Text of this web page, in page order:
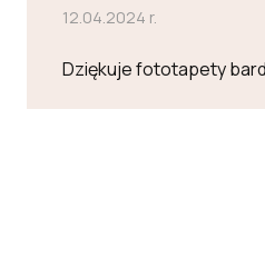
12.04.2024 r.
Dziękuje fototapety